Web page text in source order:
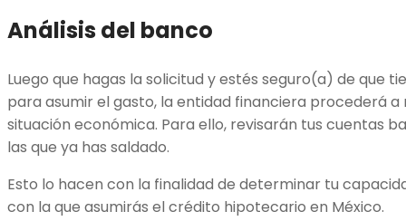
Análisis del banco
Luego que hagas la solicitud y estés seguro(a) de que
para asumir el gasto, la entidad financiera procederá a
situación económica. Para ello, revisarán tus cuentas
las que ya has saldado.
Esto lo hacen con la finalidad de determinar tu
con la que asumirás el crédito hipotecario en México.